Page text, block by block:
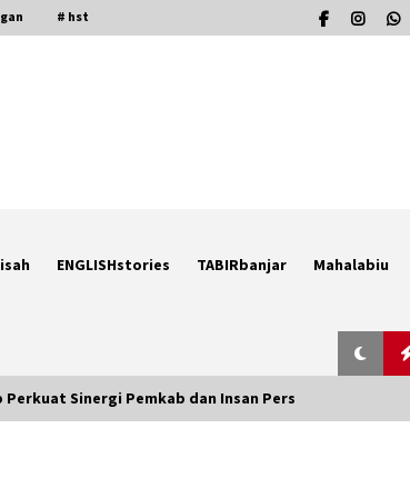
# hst
ENGLISHstories TABIRbanjar Mahalabiu
Sinergi Pemkab dan Insan Pers